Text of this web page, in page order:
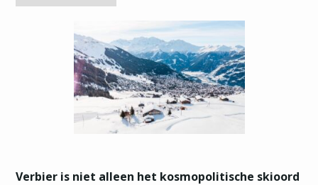
Verbier is niet alleen het kosmopolitische skioord